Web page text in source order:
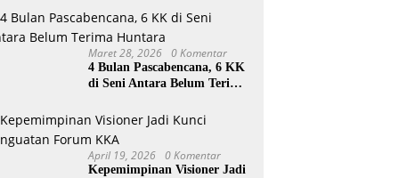
Maret 28, 2026 0 Komentar
4 Bulan Pascabencana, 6 KK
di Seni Antara Belum Terima
April 19, 2026 0 Komentar
Kepemimpinan Visioner Jadi